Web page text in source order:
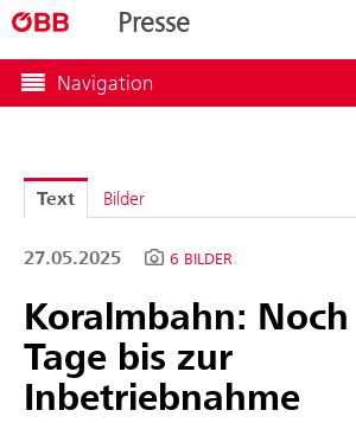
Presse
Navigation
Text Bilder
27.05.2025 6 BILDER
Koralmbahn:
Tage bis zur
Inbetriebnahme